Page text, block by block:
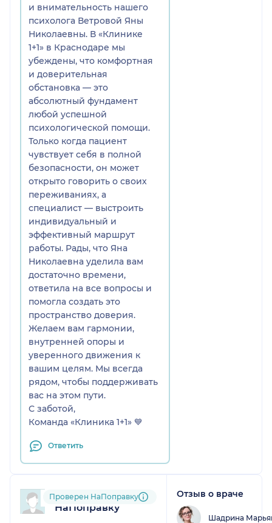
и внимательность нашего
психолога Ветровой Яны
Николаевны. В «Клинике
1+1» в Краснодаре мы
убеждены, что комфортная
и доверительная
обстановка — это
абсолютный фундамент
любой успешной
психологической помощи.
Только когда пациент
чувствует себя в полной
безопасности, он может
открыто говорить о своих
переживаниях, а
специалист — выстроить
индивидуальный и
эффективный маршрут
работы. Рады, что Яна
Николаевна уделила вам
достаточно времени,
ответила на все вопросы и
помогла создать это
пространство доверия.
Желаем вам гармонии,
внутренней опоры и
уверенного движения к
вашим целям. Мы всегда
рядом, чтобы поддерживать
вас на этом пути.
С заботой,
Команда «Клиника 1+1» 💙
Ответить
Пользователь
НаПоправку
Проверен НаПоправку Отзыв о враче
Шадрина